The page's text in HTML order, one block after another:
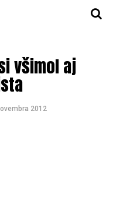
všimol aj
2012